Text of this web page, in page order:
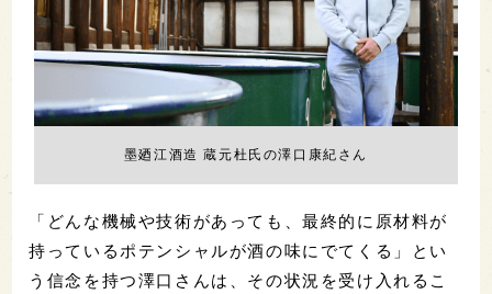
墨廼江酒造 蔵元杜氏の澤口康紀さん
「どんな機械や技術があっても、最終的に原材料が
持っているポテンシャルが酒の味にでてくる」とい
う信念を持つ澤口さんは、その状況を受け入れるこ